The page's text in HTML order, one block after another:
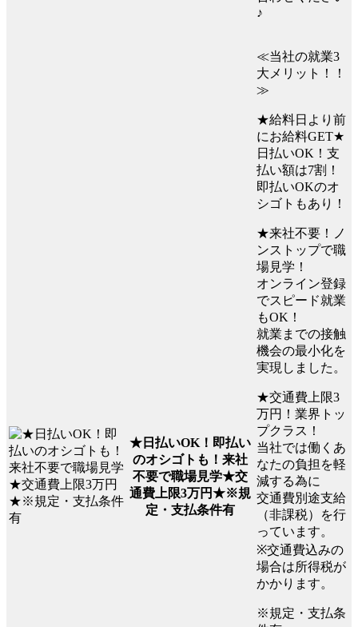
♪
★日払いOK！即払い
のオシゴトも！来社
不要で職場見学★交
通費上限3万円★※規
定・支払条件有
≪当社の就業3
大メリット！！
≫
★給料日より前
にお給料GET★
日払いOK！支
払い額は7割！
即払いOKのオ
シゴトもあり！
★来社不要！ノ
ンストップで職
場見学！
オンライン登録
でスピード就業
もOK！
就業までの接触
機会の最小化を
実現しました。
★交通費上限3
万円！業界トッ
プクラス！
当社では働くあ
なたの負担を軽
減する為に
交通費別途支給
（非課税）を行
っています。
※交通費込みの
場合は所得税が
かかります。
※規定・支払条